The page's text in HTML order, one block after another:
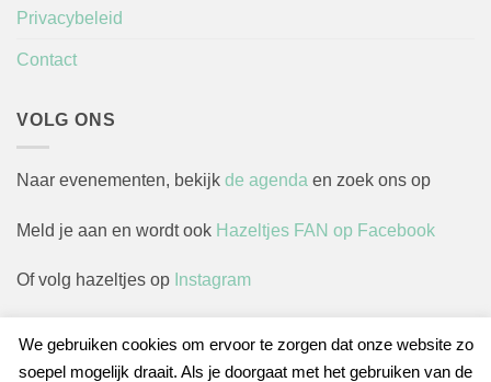
Privacybeleid
Contact
VOLG ONS
Naar evenementen, bekijk de agenda en zoek ons op
Meld je aan en wordt ook Hazeltjes FAN op Facebook
Of volg hazeltjes op Instagram
We gebruiken cookies om ervoor te zorgen dat onze website zo
soepel mogelijk draait. Als je doorgaat met het gebruiken van de